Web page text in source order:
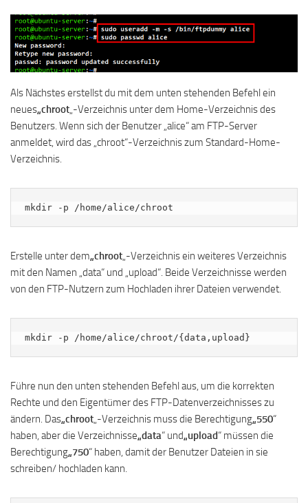
Als Nächstes erstellst du mit dem unten stehenden Befehl ein
neues„chroot„-Verzeichnis unter dem Home-Verzeichnis des
Benutzers. Wenn sich der Benutzer „alice“ am FTP-Server
anmeldet, wird das „chroot“-Verzeichnis zum Standard-Home-
Verzeichnis.
mkdir -p /home/alice/chroot
Erstelle unter dem„chroot„-Verzeichnis ein weiteres Verzeichnis
mit den Namen „data“ und „upload“. Beide Verzeichnisse werden
von den FTP-Nutzern zum Hochladen ihrer Dateien verwendet.
mkdir -p /home/alice/chroot/{data,upload}
Führe nun den unten stehenden Befehl aus, um die korrekten
Rechte und den Eigentümer des FTP-Datenverzeichnisses zu
ändern. Das„chroot„-Verzeichnis muss die Berechtigung„550“
haben, aber die Verzeichnisse„data“ und„upload“ müssen die
Berechtigung„750“ haben, damit der Benutzer Dateien in sie
schreiben/ hochladen kann.